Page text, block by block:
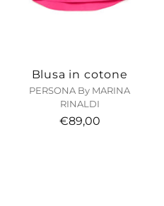
Blusa in cotone
PERSONA By MARINA
RINALDI
€89,00